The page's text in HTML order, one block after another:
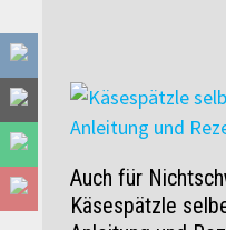
Auch für
Käsespätzle